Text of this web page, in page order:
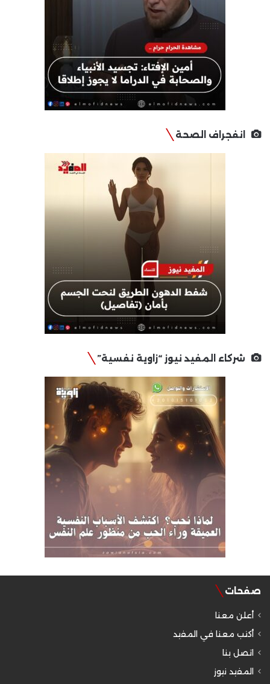
انفجراف الصحة
شركاء المفيد نيوز “زاوية نفسية”
صفحات
أعلن معنا
أكتب معنا في المفيد
اتصل بنا
المفيد نيوز